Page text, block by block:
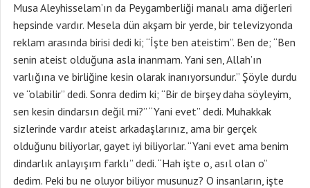
Musa Aleyhisselam’ın da Peygamberliği manalı ama diğerleri
hepsinde vardır. Mesela dün akşam bir yerde, bir televizyonda
reklam arasında birisi dedi ki; “İşte ben ateistim”. Ben de; “Ben
senin ateist olduğuna asla inanmam. Yani sen, Allah’ın
varlığına ve birliğine kesin olarak inanıyorsundur.” Şöyle durdu
ve “olabilir” dedi. Sonra dedim ki; “Bir de birşey daha söyleyim,
sen kesin dindarsın değil mi?” “Yani evet” dedi. Muhakkak
sizlerinde vardır ateist arkadaşlarınız, ama bir gerçek
olduğunu biliyorlar, gayet iyi biliyorlar. “Yani evet ama benim
dindarlık anlayışım farklı” dedi. “Hah işte o, asıl olan o”
dedim. Peki bu ne oluyor biliyor musunuz? O insanların, işte